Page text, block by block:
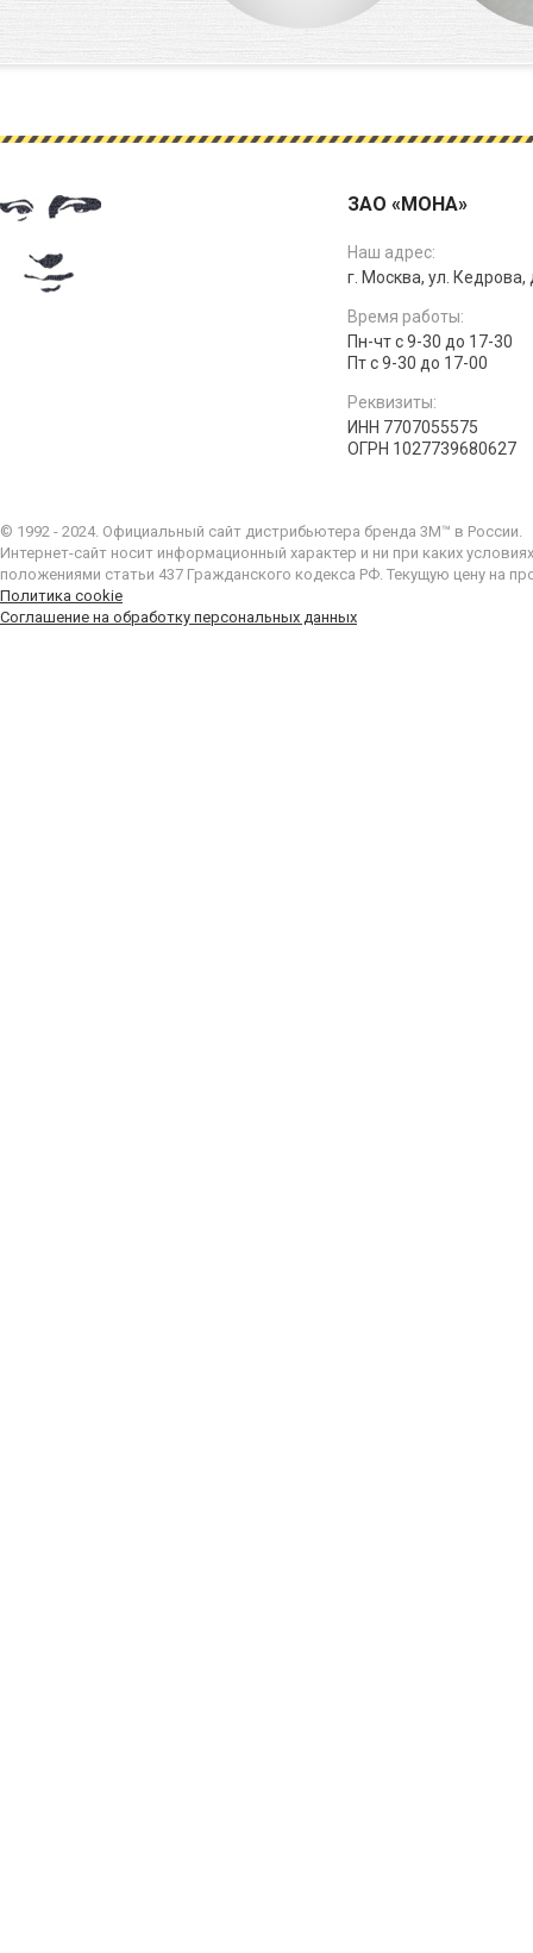
ЗАО «МОНА»
Наш адрес:
г. Москва, ул. Кедрова,
Время работы:
Пн-чт с 9-30 до 17-30
Пт с 9-30 до 17-00
Реквизиты:
ИНН 7707055575
ОГРН 1027739680627
© 1992 - 2024. Официальный сайт дистрибьютера бренда 3M™ в России.
Интернет-сайт носит информационный характер и ни при каких
положениями статьи 437 Гражданского кодекса РФ. Текущую цену на
Политика cookie
Соглашение на обработку персональных данных